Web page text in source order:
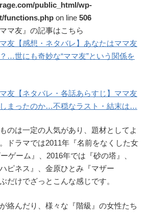
public_html/wp-
functions.php on line 506
マ友』の記事はこちら
友【感想・ネタバレ】あなたはママ友
…世にも奇妙な“ママ友”という関係を
友【ネタバレ・各話あらすじ】ママ友
まったのか…不穏なラスト・結末は…
のは一定の人気があり、題材としてよ
ドラマでは2011年『名前をなくした女
ゲーム』、2016年では『砂の塔』、
ピネス』、金原ひとみ『マザー
だけでざっとこんな感じです。
絡んだり、様々な『階級』の女性たち